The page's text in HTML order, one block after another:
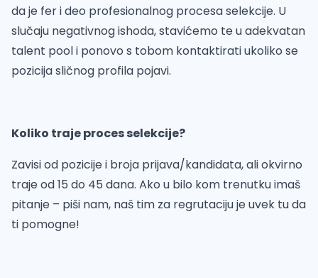
da je fer i deo profesionalnog procesa selekcije. U
slučaju negativnog ishoda, stavićemo te u adekvatan
talent pool i ponovo s tobom kontaktirati ukoliko se
pozicija sličnog profila pojavi.
Koliko traje proces selekcije?
Zavisi od pozicije i broja prijava/kandidata, ali okvirno
traje od 15 do 45 dana. Ako u bilo kom trenutku imaš
pitanje – piši nam, naš tim za regrutaciju je uvek tu da
ti pomogne!